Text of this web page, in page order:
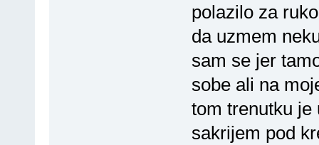
polazilo za
da uzmem
sam se jer
sobe ali na
tom trenutku je
sakrijem pod